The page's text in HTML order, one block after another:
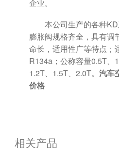
企业。
本公司生产的各种
膨胀阀规格齐全，具有调
命长，适用性广等特点；
R134a；公称容量0.5T、
1.2T、1.5T、2.0T。 汽车
价格
相关产品